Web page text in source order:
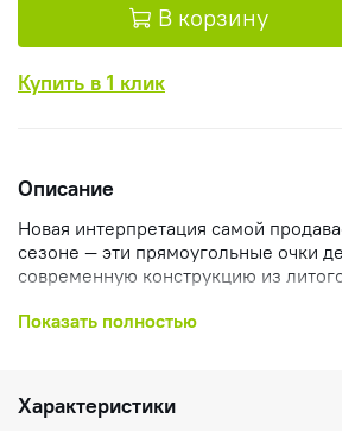
В корзину
Купить в 1 клик
Описание
Новая интерпретация самой
сезоне — эти прямоугольные очки
современную конструкцию из
для динамического контраста и
Показать полностью
Характеристики